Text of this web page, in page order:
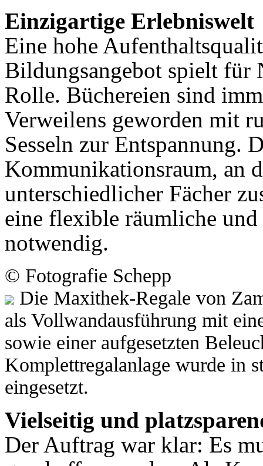
Einzigartige Erlebniswelt
Eine hohe
Bildungsangebot spielt für
Rolle. Büchereien sind
Verweilens geworden mit
Sesseln zur Entspannung.
Kommunikationsraum, an
unterschiedlicher Fächer
eine flexible räumliche
notwendig.
© Fotografie Schepp
Die Maxithek-Regale von
als Vollwandausführung mit
sowie einer aufgesetzten
Komplettregalanlage wurde in
eingesetzt.
Vielseitig und
Der Auftrag war klar: Es